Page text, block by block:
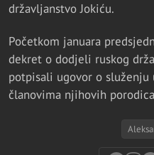
državljanstvo Jokiću.
Početkom januara
dekret o dodjeli ruskog
potpisali ugovor o služenju
članovima njihovih